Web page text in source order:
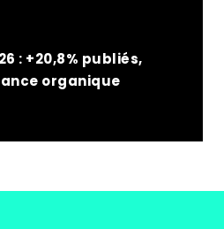
: +20,8% publiés,
organique